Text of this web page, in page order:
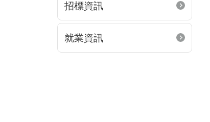
招標資訊
就業資訊